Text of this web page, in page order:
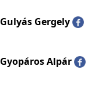
Gulyás Gergely
Gyopáros Alpár